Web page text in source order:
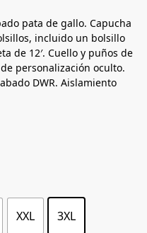
pata de gallo. Capucha
incluido un bolsillo
de 12′. Cuello y puños de
personalización oculto.
DWR. Aislamiento
XXL 3XL